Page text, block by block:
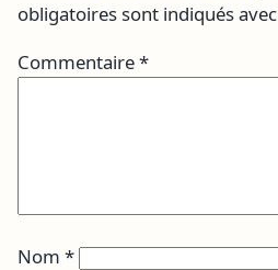
obligatoires sont indiqués avec
Commentaire*
Nom *